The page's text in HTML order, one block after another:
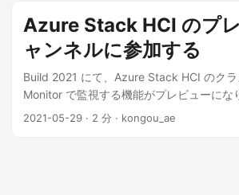
Azure Stack HCI のプ
ャンネルに参加する
Build 2021 にて、Azure Stack HCI のク
Monitor で監視する機能がプレビューにな
new for Azure Stack HCI at Build 2021
2021-05-29 · 2 分 · kongou_ae